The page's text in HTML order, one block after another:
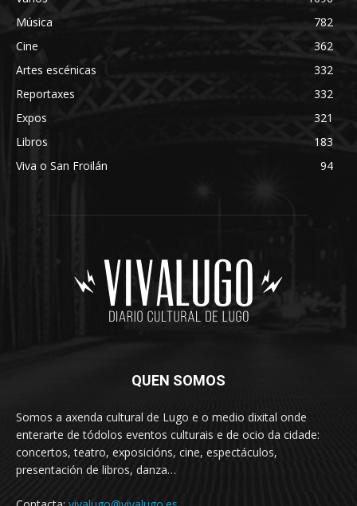
Música
782
Cine
362
Artes escénicas
332
Reportaxes
332
Expos
321
Libros
183
Viva o San Froilán
94
QUEN SOMOS
Somos a axenda cultural de Lugo e o medio dixital onde
enterarte de tódolos eventos culturais e de ocio da cidade:
concertos, teatro, exposicións, cine, espectáculos,
presentación de libros, danza…